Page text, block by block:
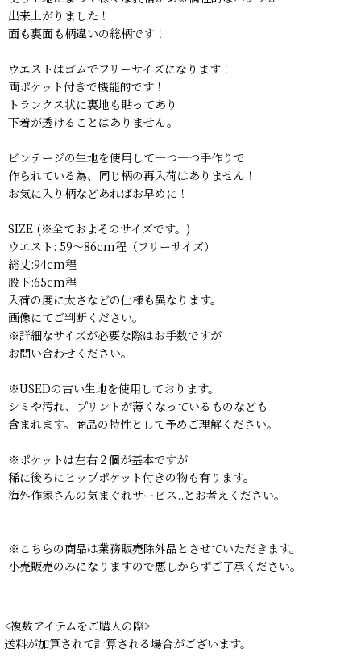
出来上がりました！
面も裏面も柄違いの総柄です！
ウエストはゴムでフリーサイズになります！
両ポケット付きで機能的です！
トランクス状に裏地も貼ってあり
下着が透けることはありません。
ビンテージの生地を使用して一つ一つ手作りで
作られている為、同じ柄の再入荷はありません！
お気に入り柄などあればお早めに！
SIZE:(※全ておよそのサイズです。)
ウエスト: 59〜86cm程（フリーサイズ）
総丈:94cm程
股下:65cm程
入荷の度に太さなどの仕様も異なります。
画像にてご判断ください。
※詳細なサイズが必要な際はお手数ですが
お問い合わせください。
※USEDの古い生地を使用しております。
シミや汚れ、プリントが薄くなっているものなども
含まれます。商品の特性として予めご理解ください。
※ポケットは左右２個が基本ですが
稀に後ろにヒップポケット付きの物も有ります。
海外作家さんの気まぐれサービス..とお考えください。
※こちらの商品は業務販売除外品とさせていただきます。
小売販売のみになりますので悪しからずご了承ください。
<複数アイテムをご購入の際>
送料が加算されて計算される場合がございます。